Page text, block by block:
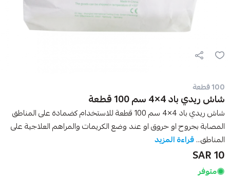
100 قطعة
شاش ريدي باد 4×4 سم 100 قطعة
شاش ريدي باد 4×4 سم 100 قطعة للاستخدام كضمادة على المناطق
المصابة بجروح او حروق او عند وضع الكريمات والمراهم العلاجية على
المناطق...قراءة المزيد
10 SAR
متوفر